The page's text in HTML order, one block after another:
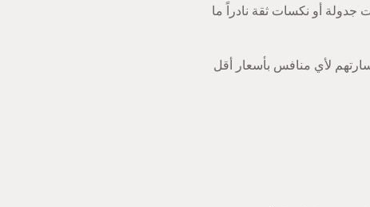
أو نكسات ثقة نادراً ما
لأي منافس بأسعار أقل